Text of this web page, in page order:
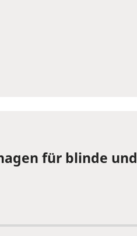
für blinde und